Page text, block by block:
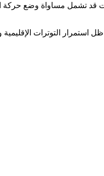
تشمل مساواة وضع حركة